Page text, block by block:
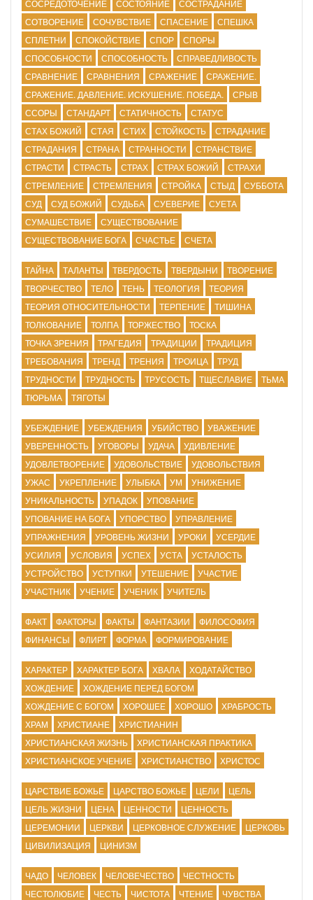
СОСРЕДОТОЧЕНИЕ
СОСТОЯНИЕ
СОСТРАДАНИЕ
СОТВОРЕНИЕ
СОЧУВСТВИЕ СПАСЕНИЕ
СПЕШКА
СПЛЕТНИ
СПОКОЙСТВИЕ СПОР
СПОРЫ
СПОСОБНОСТИ
СПОСОБНОСТЬ
СПРАВЕДЛИВОСТЬ
СРАВНЕНИЕ
СРАВНЕНИЯ СРАЖЕНИЕ
СРАЖЕНИЕ.
СРАЖЕНИЕ. ДАВЛЕНИЕ. ИСКУШЕНИЕ. ПОБЕДА.
СРЫВ
ССОРЫ
СТАНДАРТ СТАТИЧНОСТЬ
СТАТУС
СТАХ БОЖИЙ
СТАЯ СТИХ СТОЙКОСТЬ
СТРАДАНИЕ
СТРАДАНИЯ
СТРАНА СТРАННОСТИ
СТРАНСТВИЕ
СТРАСТИ
СТРАСТЬ СТРАХ СТРАХ БОЖИЙ
СТРАХИ
СТРЕМЛЕНИЕ
СТРЕМЛЕНИЯ СТРОЙКА СТЫД
СУББОТА
СУД
СУД БОЖИЙ СУДЬБА СУЕВЕРИЕ
СУЕТА
СУМАШЕСТВИЕ
СУЩЕСТВОВАНИЕ
СУЩЕСТВОВАНИЕ БОГА
СЧАСТЬЕ СЧЕТА
ТАЙНА ТАЛАНТЫ ТВЕРДОСТЬ ТВЕРДЫНИ
ТВОРЕНИЕ
ТВОРЧЕСТВО
ТЕЛО ТЕНЬ ТЕОЛОГИЯ
ТЕОРИЯ
ТЕОРИЯ ОТНОСИТЕЛЬНОСТИ
ТЕРПЕНИЕ
ТИШИНА
ТОЛКОВАНИЕ
ТОЛПА ТОРЖЕСТВО
ТОСКА
ТОЧКА ЗРЕНИЯ
ТРАГЕДИЯ ТРАДИЦИИ
ТРАДИЦИЯ
ТРЕБОВАНИЯ
ТРЕНД ТРЕНИЯ ТРОИЦА
ТРУД
ТРУДНОСТИ
ТРУДНОСТЬ ТРУСОСТЬ ТЩЕСЛАВИЕ
ТЬМА
ТЮРЬМА
ТЯГОТЫ
УБЕЖДЕНИЕ УБЕЖДЕНИЯ УБИЙСТВО
УВАЖЕНИЕ
УВЕРЕННОСТЬ
УГОВОРЫ УДАЧА
УДИВЛЕНИЕ
УДОВЛЕТВОРЕНИЕ
УДОВОЛЬСТВИЕ
УДОВОЛЬСТВИЯ
УЖАС
УКРЕПЛЕНИЕ УЛЫБКА УМ
УНИЖЕНИЕ
УНИКАЛЬНОСТЬ
УПАДОК
УПОВАНИЕ
УПОВАНИЕ НА БОГА
УПОРСТВО
УПРАВЛЕНИЕ
УПРАЖНЕНИЯ
УРОВЕНЬ ЖИЗНИ УРОКИ
УСЕРДИЕ
УСИЛИЯ
УСЛОВИЯ УСПЕХ УСТА
УСТАЛОСТЬ
УСТРОЙСТВО
УСТУПКИ УТЕШЕНИЕ
УЧАСТИЕ
УЧАСТНИК
УЧЕНИЕ УЧЕНИК УЧИТЕЛЬ
ФАКТ ФАКТОРЫ ФАКТЫ ФАНТАЗИИ
ФИЛОСОФИЯ
ФИНАНСЫ
ФЛИРТ ФОРМА ФОРМИРОВАНИЕ
ХАРАКТЕР ХАРАКТЕР БОГА ХВАЛА
ХОДАТАЙСТВО
ХОЖДЕНИЕ
ХОЖДЕНИЕ ПЕРЕД БОГОМ
ХОЖДЕНИЕ С БОГОМ
ХОРОШЕЕ ХОРОШО
ХРАБРОСТЬ
ХРАМ
ХРИСТИАНЕ
ХРИСТИАНИН
ХРИСТИАНСКАЯ ЖИЗНЬ
ХРИСТИАНСКАЯ ПРАКТИКА
ХРИСТИАНСКОЕ УЧЕНИЕ
ХРИСТИАНСТВО ХРИСТОС
ЦАРСТВИЕ БОЖЬЕ ЦАРСТВО БОЖЬЕ ЦЕЛИ
ЦЕЛЬ
ЦЕЛЬ ЖИЗНИ
ЦЕНА ЦЕННОСТИ
ЦЕННОСТЬ
ЦЕРЕМОНИИ
ЦЕРКВИ ЦЕРКОВНОЕ СЛУЖЕНИЕ
ЦЕРКОВЬ
ЦИВИЛИЗАЦИЯ
ЦИНИЗМ
ЧАДО ЧЕЛОВЕК ЧЕЛОВЕЧЕСТВО
ЧЕСТНОСТЬ
ЧЕСТОЛЮБИЕ
ЧЕСТЬ ЧИСТОТА ЧТЕНИЕ
ЧУВСТВА